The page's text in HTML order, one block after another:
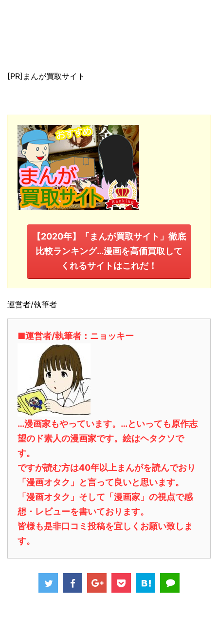
[PR]まんが買取サイト
【2020年】「まんが買取サイト」徹底
比較ランキング…漫画を高価買取して
くれるサイトはこれだ！
運営者/執筆者
■運営者/執筆者：ニョッキー
…漫画家もやっています。…といっても原作志
望のド素人の漫画家です。絵はヘタクソで
す。
ですが読む方は40年以上まんがを読んでおり
「漫画オタク」と言って良いと思います。
「漫画オタク」そして「漫画家」の視点で感
想・レビューを書いております。
皆様も是非口コミ投稿を宜しくお願い致しま
す。